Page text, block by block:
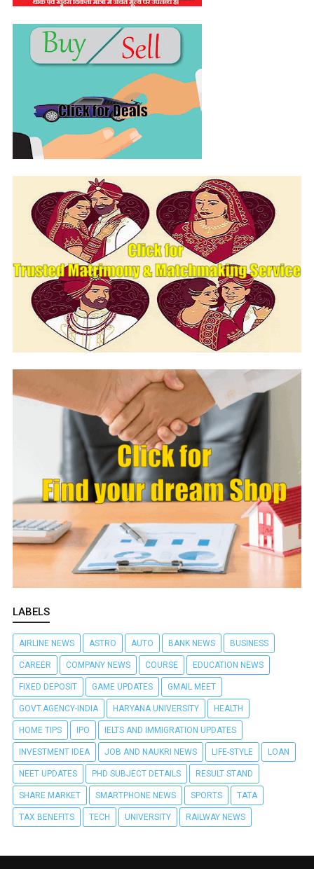
LABELS
AIRLINE NEWS ASTRO AUTO BANK NEWS BUSINESS
CAREER COMPANY NEWS COURSE EDUCATION NEWS
FIXED DEPOSIT GAME UPDATES GMAIL MEET
GOVT.AGENCY-INDIA HARYANA UNIVERSITY HEALTH
HOME TIPS IPO IELTS AND IMMIGRATION UPDATES
INVESTMENT IDEA JOB AND NAUKRI NEWS LIFE-STYLE LOAN
NEET UPDATES PHD SUBJECT DETAILS RESULT STAND
SHARE MARKET SMARTPHONE NEWS SPORTS TATA
TAX BENEFITS TECH UNIVERSITY RAILWAY NEWS